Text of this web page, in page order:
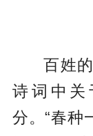
百姓
诗词中关
分。“春种